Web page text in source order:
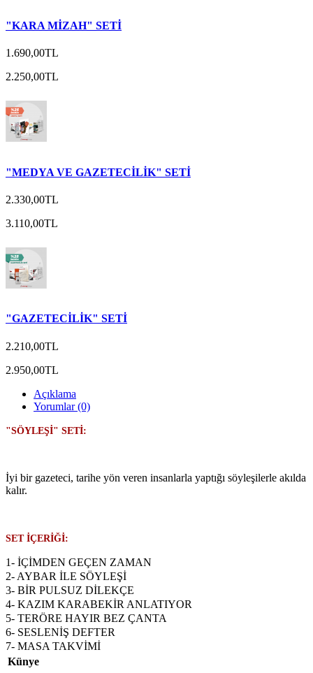
"KARA MİZAH" SETİ
1.690,00TL
2.250,00TL
"MEDYA VE GAZETECİLİK" SETİ
2.330,00TL
3.110,00TL
"GAZETECİLİK" SETİ
2.210,00TL
2.950,00TL
Açıklama
Yorumlar (0)
"SÖYLEŞİ" SETİ:
İyi bir gazeteci, tarihe yön veren insanlarla yaptığı söyleşilerle akılda
kalır.
SET İÇERİĞİ:
1- İÇİMDEN GEÇEN ZAMAN
2- AYBAR İLE SÖYLEŞİ
3- BİR PULSUZ DİLEKÇE
4- KAZIM KARABEKİR ANLATIYOR
5- TERÖRE HAYIR BEZ ÇANTA
6- SESLENİŞ DEFTER
7- MASA TAKVİMİ
Künye